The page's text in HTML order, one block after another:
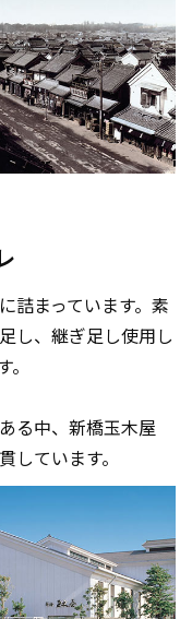
詰まっています。素
し、継ぎ足し使用し
る中、新橋玉木屋
しています。